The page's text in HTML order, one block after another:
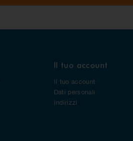
Il tuo account
Il tuo account
Dati personali
Indirizzi